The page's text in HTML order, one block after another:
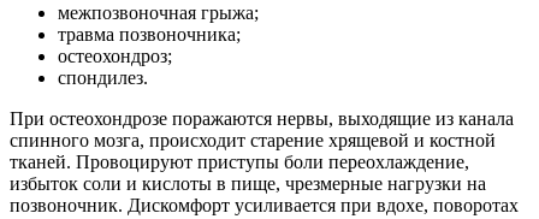
межпозвоночная грыжа;
травма позвоночника;
остеохондроз;
спондилез.
При остеохондрозе поражаются нервы, выходящие из канала
спинного мозга, происходит старение хрящевой и костной
тканей. Провоцируют приступы боли переохлаждение,
избыток соли и кислоты в пище, чрезмерные нагрузки на
позвоночник. Дискомфорт усиливается при вдохе, поворотах